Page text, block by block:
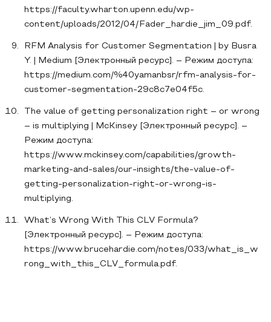
https://faculty.wharton.upenn.edu/wp-
content/uploads/2012/04/Fader_hardie_jim_09.pdf.
RFM Analysis for Customer Segmentation | by Busra
Y. | Medium [Электронный ресурс]. – Режим доступа:
https://medium.com/%40yamanbsr/rfm-analysis-for-
customer-segmentation-29c8c7e04f5c.
The value of getting personalization right – or wrong
– is multiplying | McKinsey [Электронный ресурс]. –
Режим доступа:
https://www.mckinsey.com/capabilities/growth-
marketing-and-sales/our-insights/the-value-of-
getting-personalization-right-or-wrong-is-
multiplying.
What’s Wrong With This CLV Formula?
[Электронный ресурс]. – Режим доступа:
https://www.brucehardie.com/notes/033/what_is_w
rong_with_this_CLV_formula.pdf.